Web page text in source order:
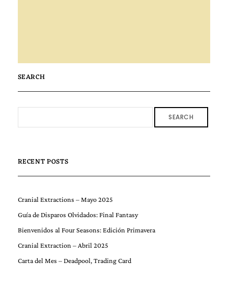
SEARCH
SEARCH
RECENT POSTS
Cranial Extractions – Mayo 2025
Guía de Disparos Olvidados: Final Fantasy
Bienvenidos al Four Seasons: Edición Primavera
Cranial Extraction – Abril 2025
Carta del Mes – Deadpool, Trading Card